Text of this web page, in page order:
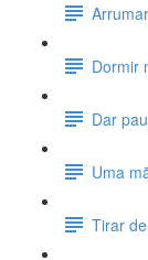
Dormir
Dar pau
Uma
Tirar